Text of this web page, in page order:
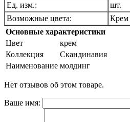
Ед. изм.:
шт.
Возможные цвета:
Крем
Основные характеристики
Цвет
крем
Коллекция
Скандинавия
Наименование молдинг
Нет отзывов об этом товаре.
Ваше имя: